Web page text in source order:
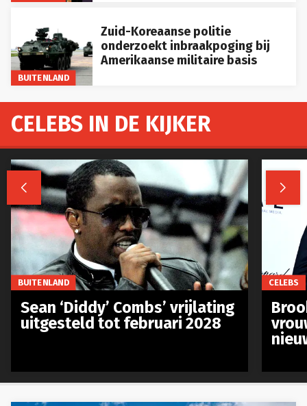
BUITENLAND
Zuid-Koreaanse politie
onderzoekt inbraakpoging bij
Amerikaanse militaire basis
CELEBS IN DE KIJKER
 
BUITENLAND
Sean ‘Diddy’ Combs’ vrijlating
uitgesteld tot februari 2028
CELEBS